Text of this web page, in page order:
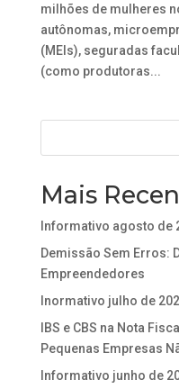
milhões de mulheres
autônomas,
(MEIs), seguradas
(como produtoras...
Mais
Informativo agosto de
Demissão Sem Erros:
Empreendedores
Inormativo julho de
IBS e CBS na Nota
Pequenas Empresas
Informativo junho de